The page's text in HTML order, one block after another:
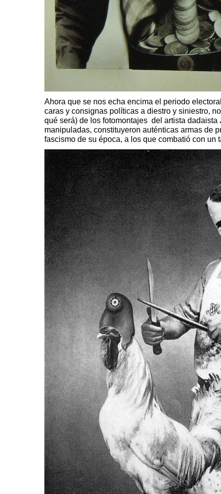
Ahora que se nos echa encima el periodo
caras y consignas políticas a diestro y siniestro,
qué será) de los fotomontajes del artista dadaista
manipuladas, constituyeron auténticas armas de
fascismo de su época, a los que combatió con un